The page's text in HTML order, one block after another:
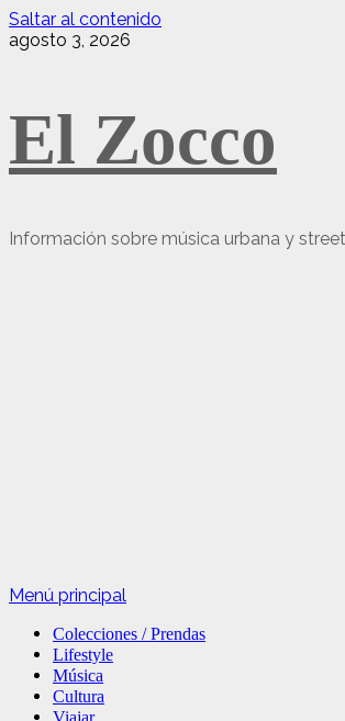
Saltar al contenido
agosto 3, 2026
El Zocco
Información sobre música urbana y
Menú principal
Colecciones / Prendas
Lifestyle
Música
Cultura
Viajar